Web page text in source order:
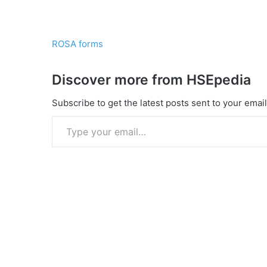
ROSA forms
Discover more from HSEpedia
Subscribe to get the latest posts sent to your
Type your email…